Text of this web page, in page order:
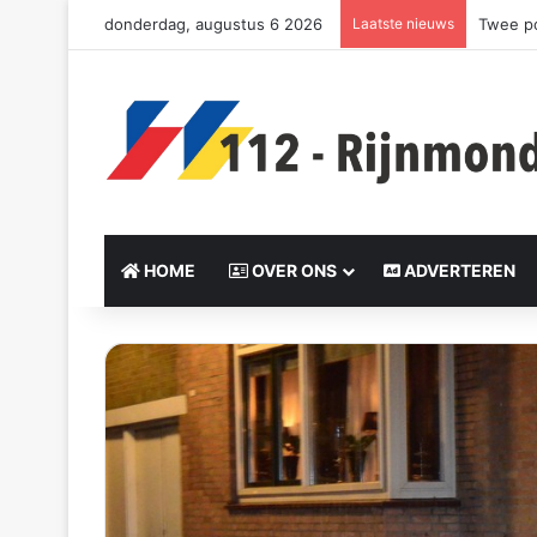
donderdag, augustus 6 2026 Laatste nieuws Twee
HOME OVER ONS ADVERTEREN